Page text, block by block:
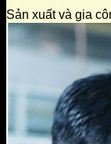
Sản xuất và gia